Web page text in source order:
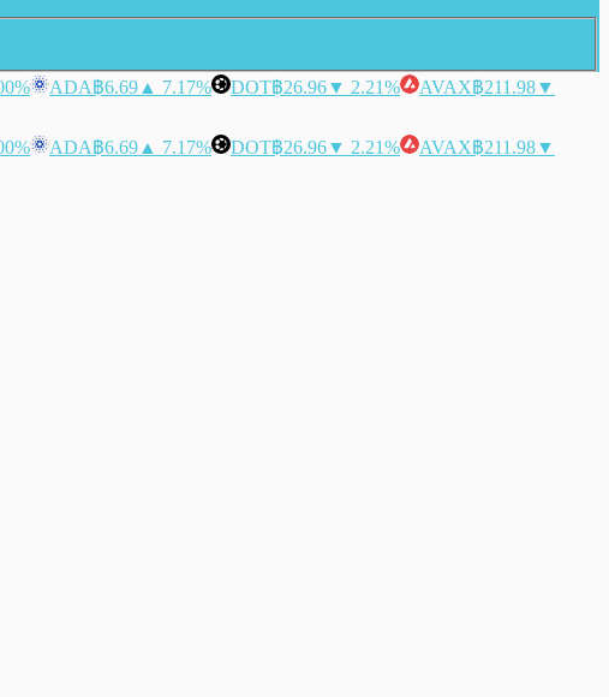
ADA฿6.69 ▲ 7.17% DOT฿26.96▼ 2.21% AVAX฿211.98▼
ADA฿6.69 ▲ 7.17% DOT฿26.96▼ 2.21% AVAX฿211.98▼